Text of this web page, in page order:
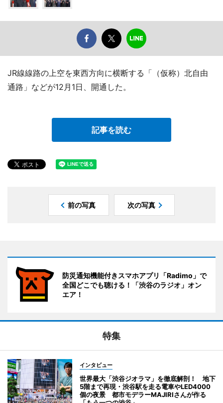
JR線線路の上空を東西方向に横断する「（仮称）北自由
通路」などが12月1日、開通した。
記事を読む
前の写真 次の写真
防災通知機能付きスマホアプリ「Radimo」で
全国どこでも聴ける！「渋谷のラジオ」オン
エア！
特集
インタビュー
世界最大「渋谷ジオラマ」を徹底解剖！ 地下
5階まで再現・渋谷駅を走る電車やLED4000
個の夜景 都市モデラーMAJIRIさんが作る